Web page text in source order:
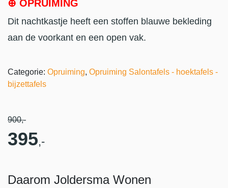
⊕ OPRUIMING
Dit nachtkastje heeft een stoffen blauwe bekleding
aan de voorkant en een open vak.
Categorie: Opruiming, Opruiming Salontafels - hoektafels -
bijzettafels
900,-
395,-
Daarom Joldersma Wonen